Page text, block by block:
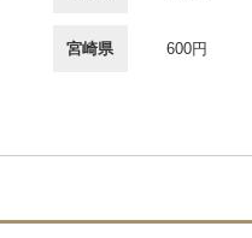
宮崎県 600円